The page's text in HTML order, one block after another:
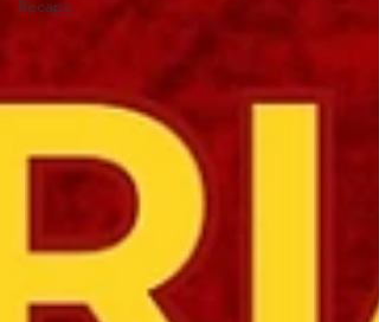
Recaps